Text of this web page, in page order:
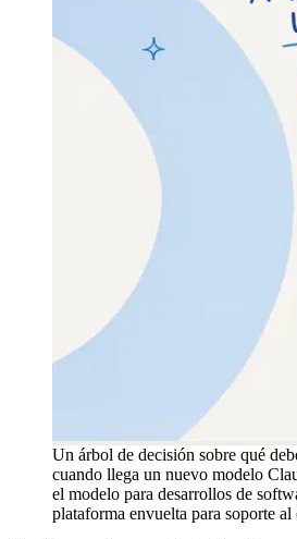
Un árbol de decisión sobre qué
cuando llega un nuevo modelo
el modelo para desarrollos de
plataforma envuelta para soporte al